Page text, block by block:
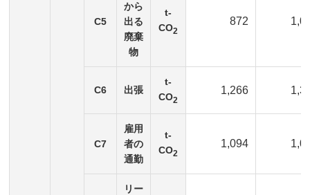
C5
から
出る
廃棄
物
t-
CO2
872
C6 出張
t-
CO2
1,266
C7
雇用
者の
通勤
t-
CO2
1,094
リー